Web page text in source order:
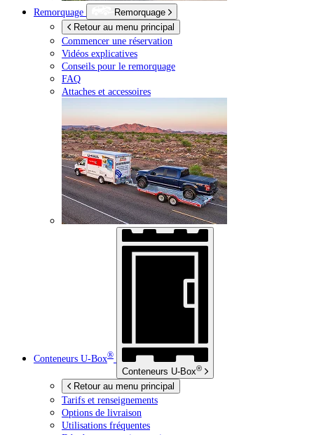
Remorquage
Remorquage
Retour au menu principal
Commencer une réservation
Vidéos explicatives
Conseils pour le remorquage
FAQ
Attaches et accessoires
Conteneurs U-Box®
Conteneurs U-Box®
Retour au menu principal
Tarifs et renseignements
Options de livraison
Utilisations fréquentes